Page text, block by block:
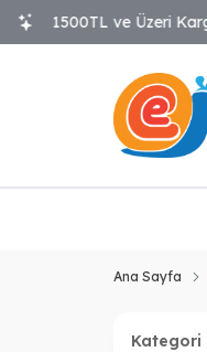
1500TL ve Üzeri Kargo
Ana Sayfa
Kategori